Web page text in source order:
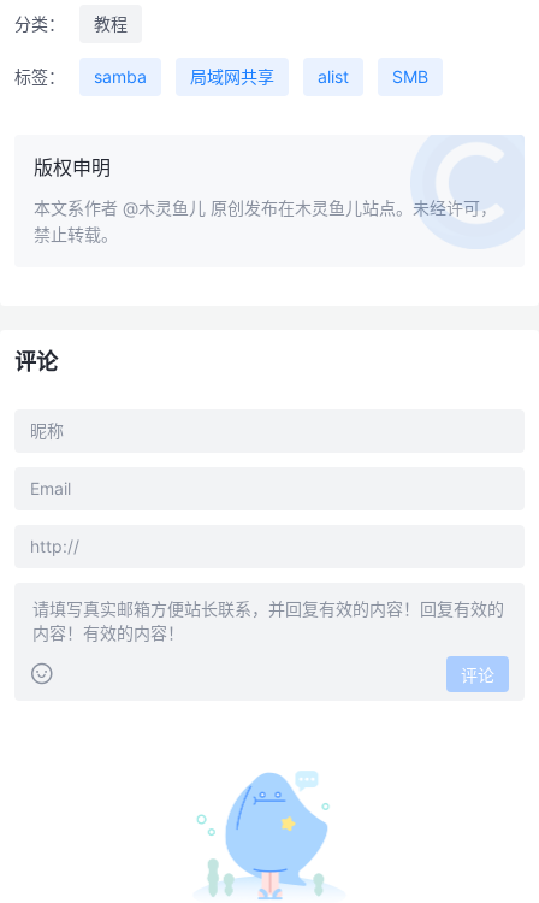
分类： 教程
标签： samba 局域网共享 alist SMB
版权申明
本文系作者 @木灵鱼儿 原创发布在木灵鱼儿站点。未经许可，
禁止转载。
评论
评论